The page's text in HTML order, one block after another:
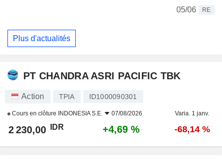
05/06
RE
Plus d'actualités
PT CHANDRA ASRI PACIFIC TBK
Action TPIA ID1000090301
Cours en clôture INDONESIA S.E. 07/08/2026 Varia. 1 janv.
2 230,00 IDR +4,69 % -68,14 %